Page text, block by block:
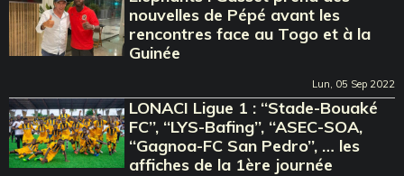
nouvelles de Pépé avant les
rencontres face au Togo et à la
Guinée
Lun, 05 Sep 2022
LONACI Ligue 1 : ‘‘Stade-Bouaké
FC’’, ‘‘LYS-Bafing’’, ‘‘ASEC-SOA,
‘‘Gagnoa-FC San Pedro’’, … les
affiches de la 1ère journée